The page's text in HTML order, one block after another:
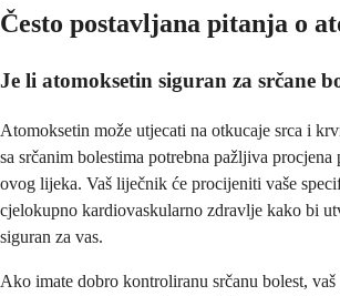
Često postavljana pitanja o
Je li atomoksetin siguran za srčane
Atomoksetin može utjecati na otkucaje srca i
sa srčanim bolestima potrebna pažljiva procjena
ovog lijeka. Vaš liječnik će procijeniti vaše
cjelokupno kardiovaskularno zdravlje kako bi
siguran za vas.
Ako imate dobro kontroliranu srčanu bolest,